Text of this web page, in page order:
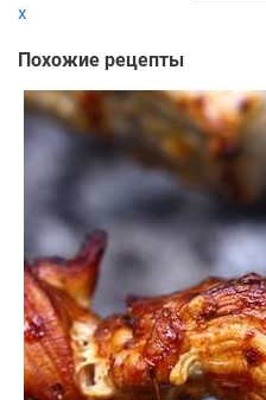
x
Похожие рецепты